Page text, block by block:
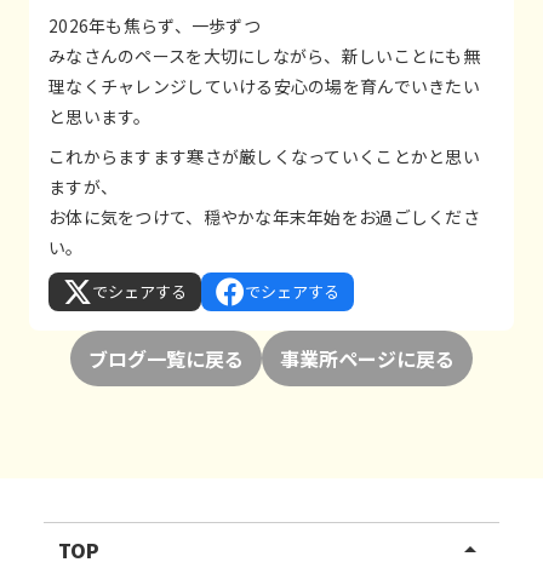
2026年も焦らず、一歩ずつ
みなさんのペースを大切にしながら、新しいことにも無
理なくチャレンジしていける安心の場を育んでいきたい
と思います。
これからますます寒さが厳しくなっていくことかと思い
ますが、
お体に気をつけて、穏やかな年末年始をお過ごしくださ
い。
でシェアする でシェアする
ブログ一覧に戻る 事業所ページに戻る
TOP arrow_drop_up